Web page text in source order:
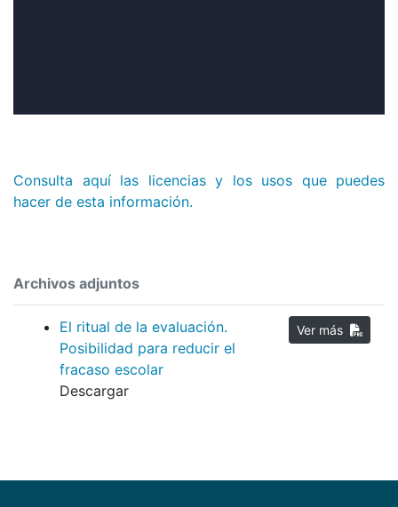
Consulta aquí las licencias y los usos que puedes
hacer de esta información.
Archivos adjuntos
El ritual de la evaluación.
Posibilidad para reducir el
fracaso escolar
Descargar